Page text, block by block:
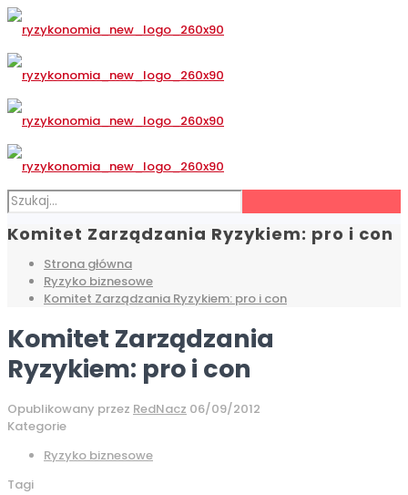
Komitet Zarządzania Ryzykiem: pro i con
Strona główna
Ryzyko biznesowe
Komitet Zarządzania Ryzykiem: pro i con
Komitet Zarządzania
Ryzykiem: pro i con
Opublikowany przez RedNacz 06/09/2012
Kategorie
Ryzyko biznesowe
Tagi